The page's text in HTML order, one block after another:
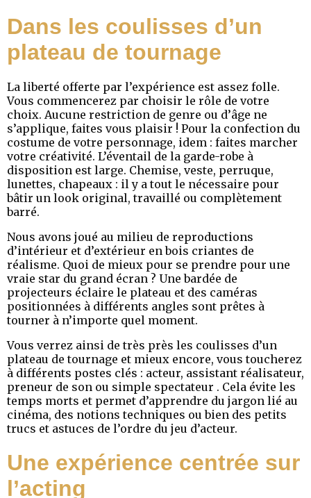
Dans les coulisses d’un
plateau de tournage
La liberté offerte par l’expérience est assez folle.
Vous commencerez par choisir le rôle de votre
choix. Aucune restriction de genre ou d’âge ne
s’applique, faites vous plaisir ! Pour la confection du
costume de votre personnage, idem : faites marcher
votre créativité. L’éventail de la garde-robe à
disposition est large. Chemise, veste, perruque,
lunettes, chapeaux : il y a tout le nécessaire pour
bâtir un look original, travaillé ou complètement
barré.
Nous avons joué au milieu de reproductions
d’intérieur et d’extérieur en bois criantes de
réalisme. Quoi de mieux pour se prendre pour une
vraie star du grand écran ? Une bardée de
projecteurs éclaire le plateau et des caméras
positionnées à différents angles sont prêtes à
tourner à n’importe quel moment.
Vous verrez ainsi de très près les coulisses d’un
plateau de tournage et mieux encore, vous toucherez
à différents postes clés : acteur, assistant réalisateur,
preneur de son ou simple spectateur . Cela évite les
temps morts et permet d’apprendre du jargon lié au
cinéma, des notions techniques ou bien des petits
trucs et astuces de l’ordre du jeu d’acteur.
Une expérience centrée sur
l’acting